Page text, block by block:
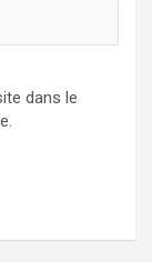
dans le